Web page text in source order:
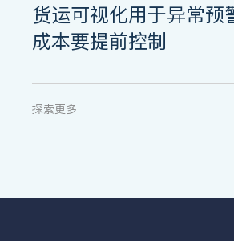
货运可视化用于异常预
成本要提前控制
探索更多